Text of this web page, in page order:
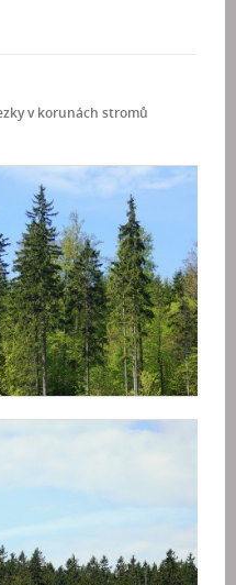
v korunách stromů